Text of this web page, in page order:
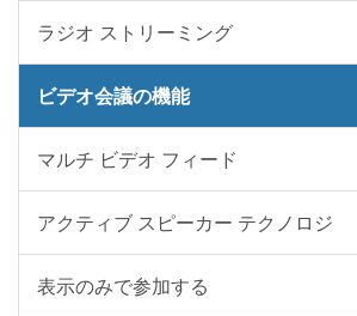
ラジオ ストリーミング
ビデオ会議の機能
マルチ ビデオ フィード
アクティブ スピーカー テクノロジ
表示のみで参加する